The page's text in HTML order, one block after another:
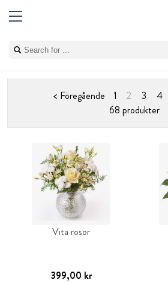
< Föregående 1 2 3 4
68 produkter
Vita rosor
399,00 kr